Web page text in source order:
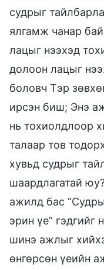
судрыг
ялгамж чанар
лацыг нээхэд
долоон лацыг
боловч Тэр
ирсэн биш; Энэ
нь тохиолдлоор
талаар тов
хувьд судрыг
шаардлагатай
ажилд бас
эрин үе” гэдгийг
шинэ ажлыг
өнгөрсөн үеийн